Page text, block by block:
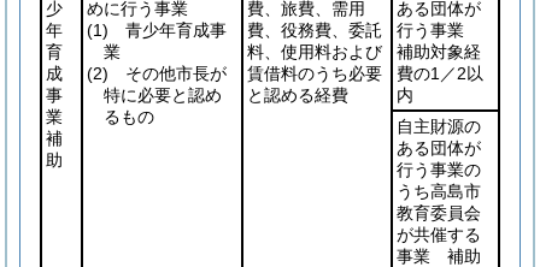
少
年
育
成
事
業
補
助
めに行う事業
(1) 青少年育成事
業
(2) その他市長が
特に必要と認め
るもの
費、旅費、需用
費、役務費、委託
料、使用料および
賃借料のうち必要
と認める経費
ある団体が
行う事業
補助対象経
費の1／2以
内
自主財源の
ある団体が
行う事業の
うち高島市
教育委員会
が共催する
事業 補助